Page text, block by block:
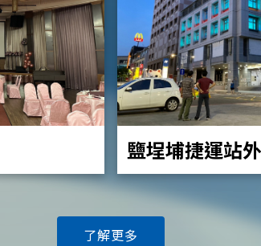
鹽埕埔捷運站
(PT-VZ580)
了解更多